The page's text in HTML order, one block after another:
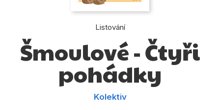
Beletrie pro dospělé
Dárkové publikace
Dárkové zboží
Listování
Šmoulové - Čtyři
pohádky
Kolektiv